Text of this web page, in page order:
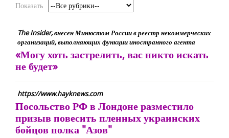
Показать
The Insider, внесен Минюстом России в реестр некоммерческих
организаций, выполняющих функции иностранного агента
«Могу хоть застрелить, вас никто искать
не будет»
https://www.hayknews.com
Посольство РФ в Лондоне разместило
призыв повесить пленных украинских
бойцов полка "Азов"